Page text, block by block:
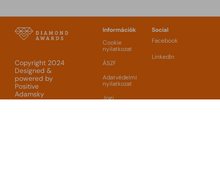
Copyright 2024
Designed &
powered by
Positive
Adamsky
Információk
Cookie
nyilatkozat
ÁSZF
Adatvédelmi
nyilatkozat
Jogi
Social
Facebook
LinkedIn